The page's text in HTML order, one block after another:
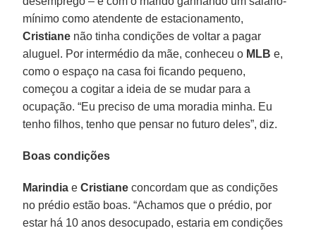
mínimo como atendente de estacionamento,
Cristiane não tinha condições de voltar a pagar
aluguel. Por intermédio da mãe, conheceu o MLB e,
como o espaço na casa foi ficando pequeno,
começou a cogitar a ideia de se mudar para a
ocupação. “Eu preciso de uma moradia minha. Eu
tenho filhos, tenho que pensar no futuro deles”, diz.
Boas condições
Marindia eCristiane concordam que as condições
no prédio estão boas. “Achamos que o prédio, por
estar há 10 anos desocupado, estaria em condições